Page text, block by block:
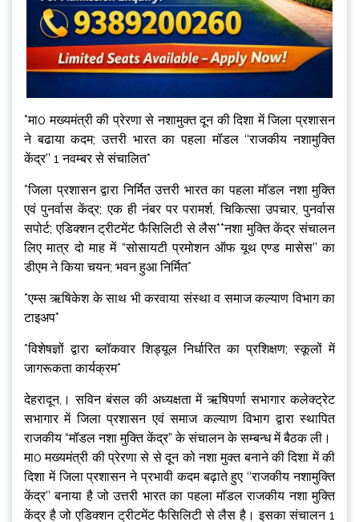
*मा0 मख्यमंत्री की प्रेरणा से नशामुक्त दून की दिशा में जिला प्रशासन
ने बढाया कदम; उत्तरी भारत का पहला मॉडल ‘‘राजकीय नशामुक्ति
केंद्र’’ 1 नवम्बर से संचालित*
*जिला प्रशासन द्वारा निर्मित उत्तरी भारत का पहला मॉडल नशा मुक्ति
एवं पुनर्वास केंद्र; एक ही नंबर पर परामर्श, चिकित्सा उपचार, पुनर्वास
सपोर्ट; एडिक्शन ट्रीटमेंट फैसिलिटी से लैस**नशा मुक्ति केंद्र संचालन
लिए मात्र दो माह में “सोसायटी प्रमोशन ऑफ यूथ एण्ड मासेस’’ का
डीएम ने किया चयन; भवन हुआ निर्मित*
*एम्स ऋषिकेश के साथ भी करवाया संस्था व समाज कल्याण विभाग का
टाइअप*
*विशेषज्ञों द्वारा ब्लॉकवार शिड्यूल निर्धारित का प्रशिक्षण; स्कूलों में
जागरूकता कार्यक्रम*
देहरादून,। सविन बंसल की अध्यक्षता में ऋषिपर्णा सभागार कलेक्ट्रेट
सभागार में जिला प्रशासन एवं समाज कल्याण विभाग द्वारा स्थापित
राजकीय “मॉडल नशा मुक्ति केंद्र” के संचालन के सम्बन्ध में बैठक ली।
मा0 मख्यमंत्री की प्रेरणा से से दून को नशा मुक्त बनाने की दिशा में की
दिशा में जिला प्रशासन ने प्रभावी कदम बढ़ाते हुए ‘‘राजकीय नशामुक्ति
केंद्र’’ बनाया है जो उत्तरी भारत का पहला मॉडल राजकीय नशा मुक्ति
केंद्र है जो एडिक्शन ट्रीटमेंट फैसिलिटी से लैस है। इसका संचालन 1